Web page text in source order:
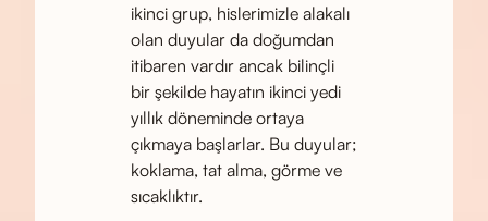
ikinci grup, hislerimizle alakalı
olan duyular da doğumdan
itibaren vardır ancak bilinçli
bir şekilde hayatın ikinci yedi
yıllık döneminde ortaya
çıkmaya başlarlar. Bu duyular;
koklama, tat alma, görme ve
sıcaklıktır.